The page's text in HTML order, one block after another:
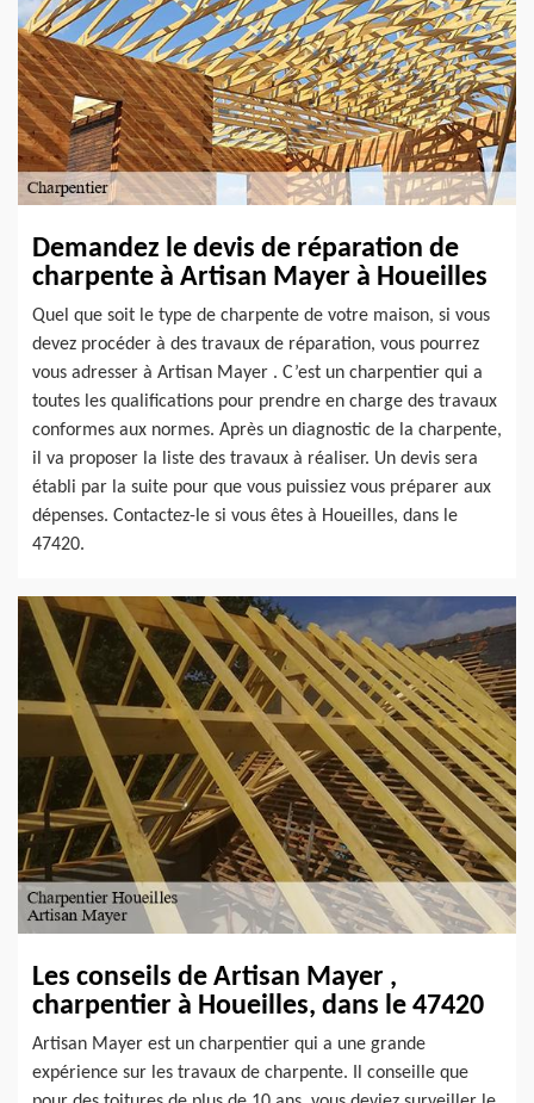
Demandez le devis de réparation de
charpente à Artisan Mayer à Houeilles
Quel que soit le type de charpente de votre maison, si vous
devez procéder à des travaux de réparation, vous pourrez
vous adresser à Artisan Mayer . C’est un charpentier qui a
toutes les qualifications pour prendre en charge des travaux
conformes aux normes. Après un diagnostic de la charpente,
il va proposer la liste des travaux à réaliser. Un devis sera
établi par la suite pour que vous puissiez vous préparer aux
dépenses. Contactez-le si vous êtes à Houeilles, dans le
47420.
Les conseils de Artisan Mayer ,
charpentier à Houeilles, dans le 47420
Artisan Mayer est un charpentier qui a une grande
expérience sur les travaux de charpente. Il conseille que